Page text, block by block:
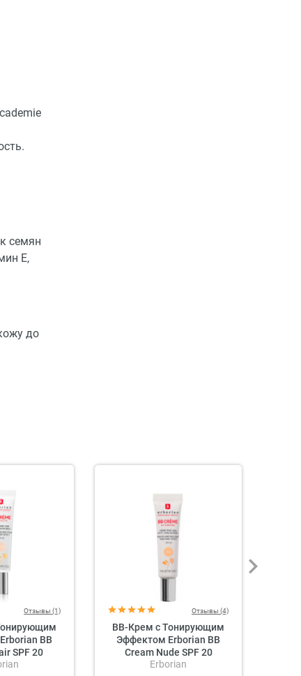
семян
Е,
до
Отзывы (1)
BB
SPF 20
Отзывы (4)
BB-Крем с Тонирующим
Эффектом Erborian BB
Cream Nude SPF 20
Erborian